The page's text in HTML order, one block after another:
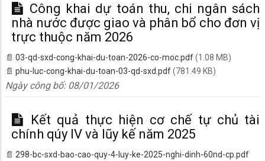
Công khai dự toán thu, chi ngân sách
nhà nước được giao và phân bổ cho đơn vị
trực thuộc năm 2026
03-qd-sxd-cong-khai-du-toan-2026-co-moc.pdf(1.08 MB)
phu-luc-cong-khai-du-toan-03-qd-sxd.pdf(781.49 KB)
Ngày công bố: 08/01/2026
Kết quả thực hiện cơ chế tự chủ tài
chính qúy IV và lũy kế năm 2025
298-bc-sxd-bao-cao-quy-4-luy-ke-2025-nghi-dinh-60nd-cp.pdf